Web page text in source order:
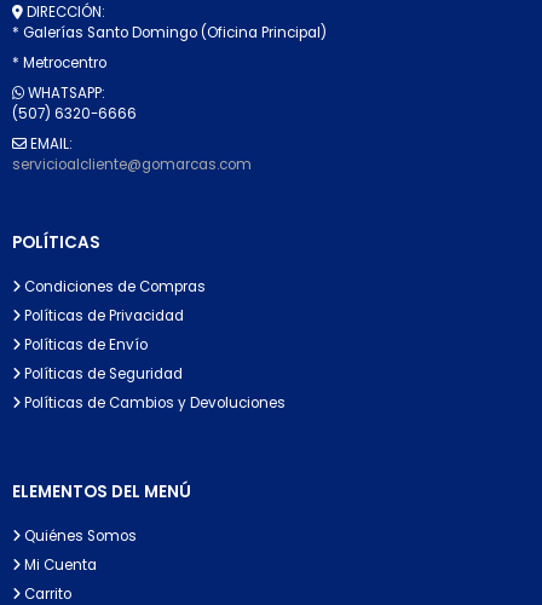
DIRECCIÓN:
* Galerías Santo Domingo (Oficina Principal)
* Metrocentro
WHATSAPP:
(507) 6320-6666
EMAIL:
servicioalcliente@gomarcas.com
POLÍTICAS
Condiciones de Compras
Políticas de Privacidad
Políticas de Envío
Políticas de Seguridad
Políticas de Cambios y Devoluciones
ELEMENTOS DEL MENÚ
Quiénes Somos
Mi Cuenta
Carrito